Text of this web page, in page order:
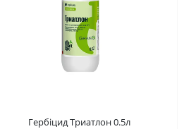
Гербіцид Триатлон 0.5л